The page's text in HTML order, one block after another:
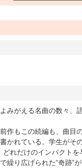
よみがえる名曲の数々
前作もこの続編も、曲目
書かれている。学生がそ
どれだけのインパクト
で繰り広げられた”奇跡”